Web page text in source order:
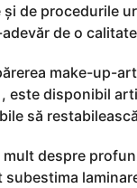
de procedurile
de o
make-up-
, este disponibil
să restabilească
mult despre